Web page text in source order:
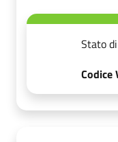
Stato
Codice